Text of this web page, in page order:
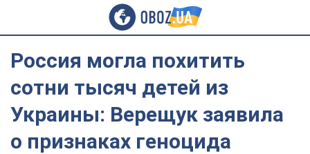
Россия могла похитить
сотни тысяч детей из
Украины: Верещук заявила
о признаках геноцида